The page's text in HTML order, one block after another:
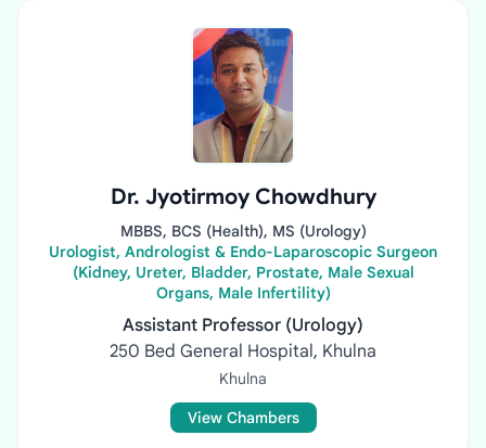
Dr. Jyotirmoy Chowdhury
MBBS, BCS (Health), MS (Urology)
Urologist, Andrologist & Endo-Laparoscopic Surgeon
(Kidney, Ureter, Bladder, Prostate, Male Sexual
Organs, Male Infertility)
Assistant Professor (Urology)
250 Bed General Hospital, Khulna
Khulna
View Chambers